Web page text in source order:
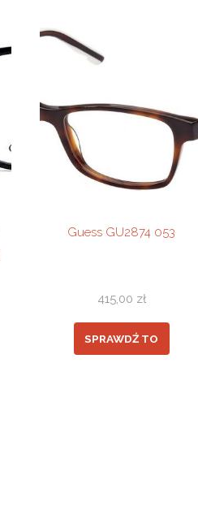
Guess GU2874 053
415,00 zł
SPRAWDŹ TO